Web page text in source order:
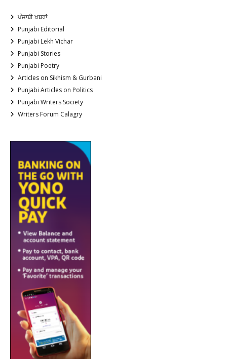
ਪੰਜਾਬੀ ਖਬਰਾਂ
Punjabi Editorial
Punjabi Lekh Vichar
Punjabi Stories
Punjabi Poetry
Articles on Sikhism & Gurbani
Punjabi Articles on Politics
Punjabi Writers Society
Writers Forum Calagry